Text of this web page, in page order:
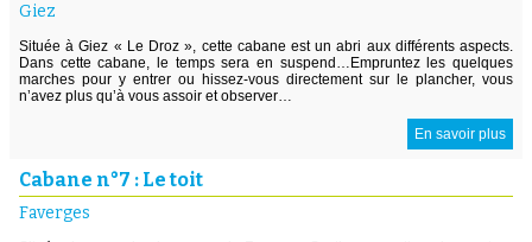
Giez
Située à Giez « Le Droz », cette cabane est un abri aux différents aspects.
Dans cette cabane, le temps sera en suspend…Empruntez les quelques
marches pour y entrer ou hissez-vous directement sur le plancher, vous
n’avez plus qu’à vous assoir et observer…
En savoir plus
Cabane n°7 : Le toit
Faverges